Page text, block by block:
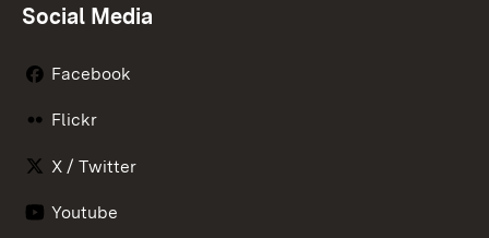
Social Media
Facebook
Flickr
X / Twitter
Youtube